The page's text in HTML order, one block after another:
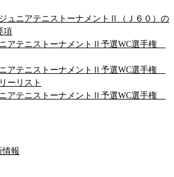
ュニアテニストーナメントⅡ（Ｊ６０）の
項
アテニストーナメントⅡ予選WC選手権
アテニストーナメントⅡ予選WC選手権
ーリスト
アテニストーナメントⅡ予選WC選手権
情報